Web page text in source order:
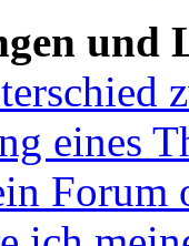
und
eines
Forum